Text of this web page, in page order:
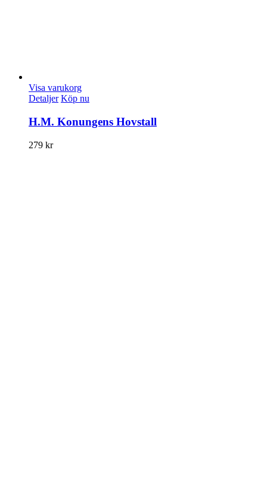
Visa varukorg
Detaljer Köp nu
H.M. Konungens Hovstall
279 kr